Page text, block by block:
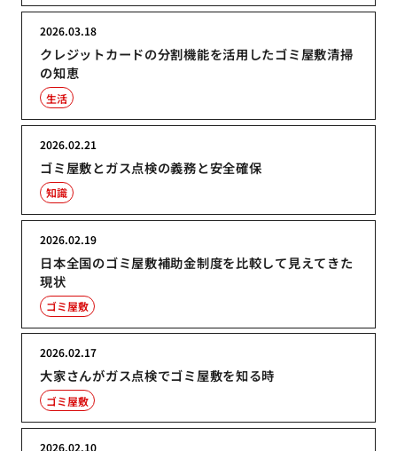
クレジットカードの分割機能を活用したゴミ屋敷清掃
の知恵
2026.03.18
生活
ゴミ屋敷とガス点検の義務と安全確保
2026.02.21
知識
日本全国のゴミ屋敷補助金制度を比較して見えてきた
現状
2026.02.19
ゴミ屋敷
大家さんがガス点検でゴミ屋敷を知る時
2026.02.17
ゴミ屋敷
2026.02.10